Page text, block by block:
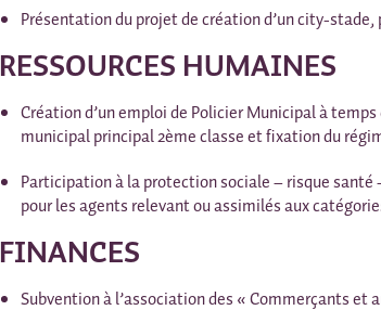
Présentation du projet de création d’un city-
RESSOURCES HUMAINES
Création d’un emploi de Policier Municipal à
municipal principal 2ème classe et fixation du
Participation à la protection sociale – risque santé
pour les agents relevant ou assimilés aux
FINANCES
Subvention à l’association des « Commerçants et